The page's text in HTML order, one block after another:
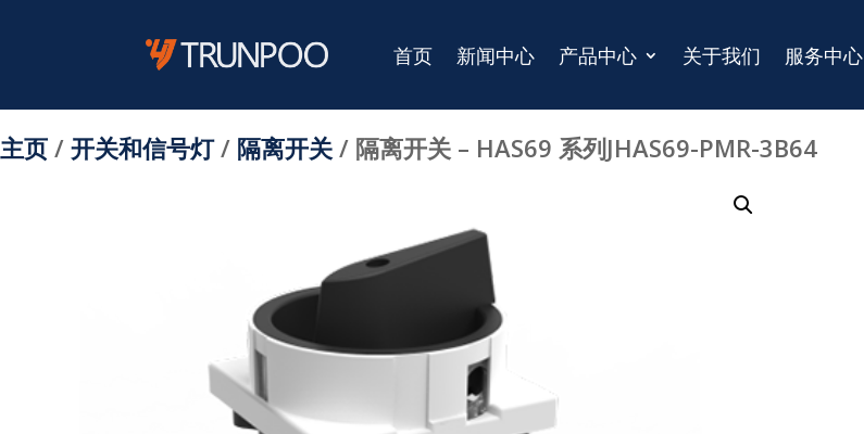
首页 新闻中心 产品中心 关于我们 服务中心
主页 / 开关和信号灯/ 隔离开关 / 隔离开关 – HAS69 系列JHAS69-PMR-3B64